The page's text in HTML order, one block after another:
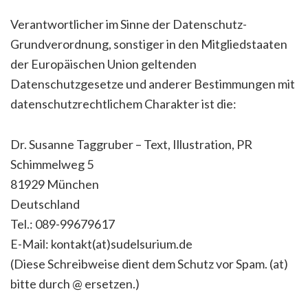
Verantwortlicher im Sinne der Datenschutz-
Grundverordnung, sonstiger in den Mitgliedstaaten
der Europäischen Union geltenden
Datenschutzgesetze und anderer Bestimmungen mit
datenschutzrechtlichem Charakter ist die:
Dr. Susanne Taggruber – Text, Illustration, PR
Schimmelweg 5
81929 München
Deutschland
Tel.: 089-99679617
E-Mail: kontakt(at)sudelsurium.de
(Diese Schreibweise dient dem Schutz vor Spam. (at)
bitte durch @ ersetzen.)